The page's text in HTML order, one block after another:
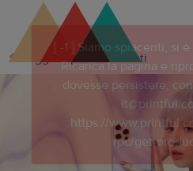
Passa
al
contenuto
principale
al
Centro
assistenza
Printful
Oggetti personalizzati